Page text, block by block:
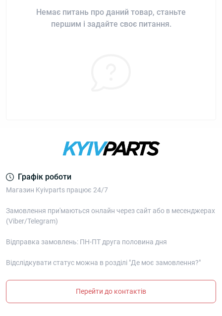
Немає питань про даний товар, станьте
першим і задайте своє питання.
Графік роботи
Магазин Kyivparts працює 24/7
Замовлення при'маються онлайн через сайт або в месенджерах
(Viber/Telegram)
Відправка замовлень: ПН-ПТ друга половина дня
Відслідкувати статус можна в розділі "Де моє замовлення?"
Перейти до контактів